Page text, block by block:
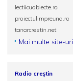
lectiicuobiecte.ro
proiectulimpreuna.ro
tanarcrestin.net
Mai multe site-uri
Radio creștin